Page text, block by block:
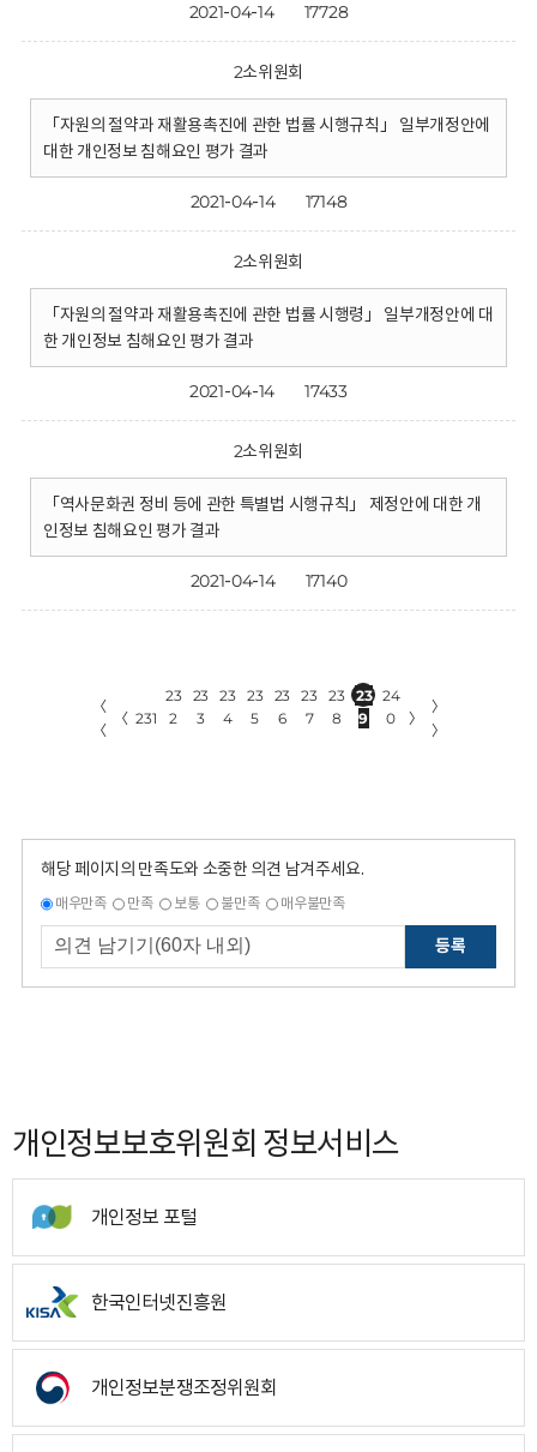
2021-04-14 17728
2소위원회
「자원의 절약과 재활용촉진에 관한 법률 시행규칙」 일부개정안에
대한 개인정보 침해요인 평가 결과
2021-04-14 17148
2소위원회
「자원의 절약과 재활용촉진에 관한 법률 시행령」 일부개정안에 대
한 개인정보 침해요인 평가 결과
2021-04-14 17433
2소위원회
「역사문화권 정비 등에 관한 특별법 시행규칙」 제정안에 대한 개
인정보 침해요인 평가 결과
2021-04-14 17140
〈
〈
〈 231
23
2
23
3
23
4
23
5
23
6
23
7
23
8
23
9
24
0
〉
〉
〉
해당 페이지의 만족도와 소중한 의견 남겨주세요.
매우만족 만족 보통 불만족 매우불만족
등록
개인정보보호위원회 정보서비스
개인정보 포털
한국인터넷진흥원
개인정보분쟁조정위원회